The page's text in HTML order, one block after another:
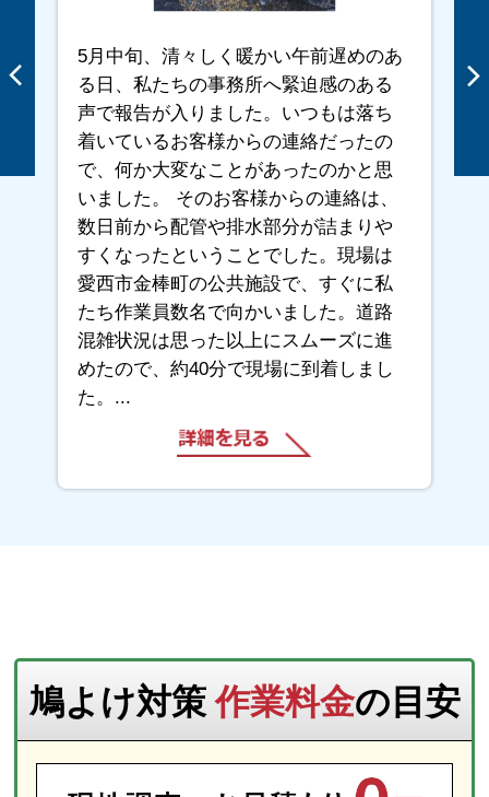
5月中旬、清々しく暖かい午前遅めのあ
る日、私たちの事務所へ緊迫感のある
声で報告が入りました。いつもは落ち
着いているお客様からの連絡だったの
で、何か大変なことがあったのかと思
いました。 そのお客様からの連絡は、
数日前から配管や排水部分が詰まりや
すくなったということでした。現場は
愛西市金棒町の公共施設で、すぐに私
たち作業員数名で向かいました。道路
混雑状況は思った以上にスムーズに進
めたので、約40分で現場に到着しまし
た。...
鳩よけ対策作業料金の目安